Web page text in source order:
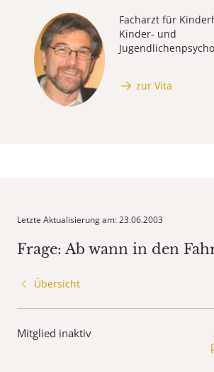
Facharzt für
Kinder- und
zur Vita
Letzte Aktualisierung am: 23.06.2003
Frage: Ab wann in den
Übersicht
Mitglied inaktiv